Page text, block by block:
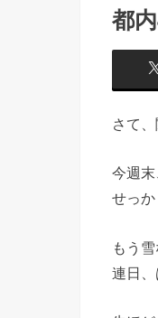
都
さて
今週末
せっか
もう
連日、